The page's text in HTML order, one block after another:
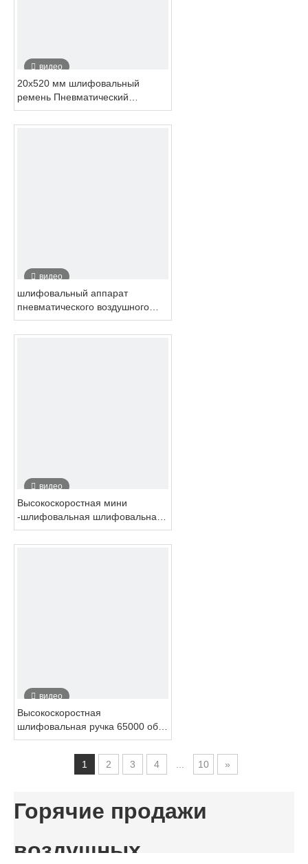
видео
20x520 мм шлифовальный
ремень Пневматический
воздушный ремень Сэнда для
металлической трубки
видео
шлифовальный аппарат
пневматического воздушного
ремня 20x520 мм для
металлической трубки
видео
Высокоскоростная мини
-шлифовальная шлифовальная
шлифовка для металлической
шлифовальной шлифовки
видео
Высокоскоростная
шлифовальная ручка 65000 об /
мин для индустрии воздушного
ремесла 3 мм размер патрона
1
2 3 4 10 »
Горячие продажи
воздушных